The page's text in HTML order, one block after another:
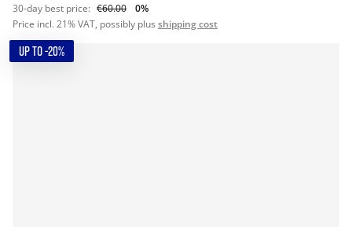
30-day best price: €60.00
0%
Price incl. 21% VAT, possibly plus shipping cost
UP TO -20%